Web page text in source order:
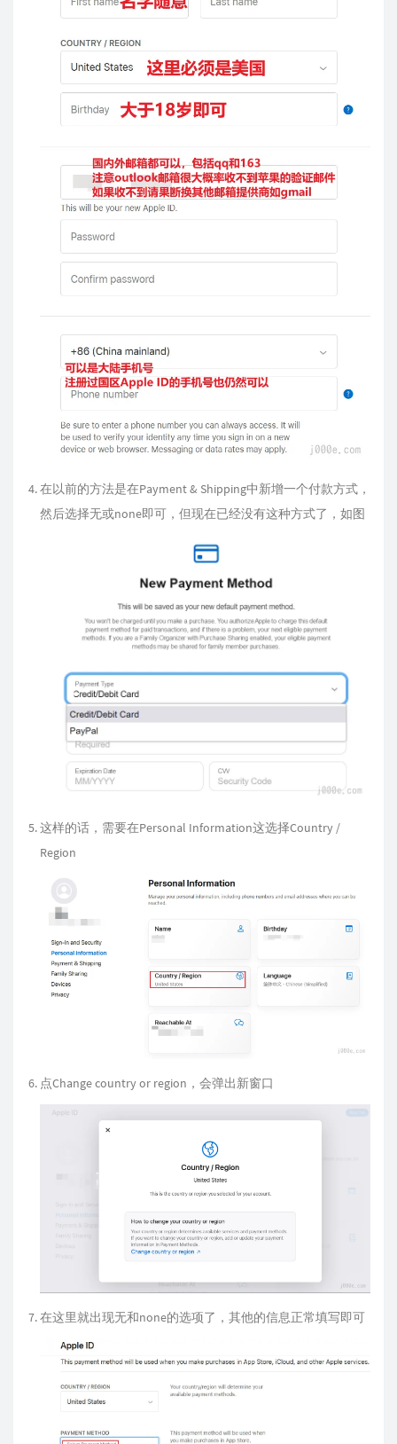
在以前的方法是在Payment & Shipping中新增一个付款方式，
然后选择无或none即可，但现在已经没有这种方式了，如图
这样的话，需要在Personal Information这选择Country /
Region
点Change country or region，会弹出新窗口
在这里就出现无和none的选项了，其他的信息正常填写即可